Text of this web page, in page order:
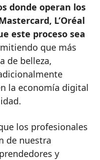
donde operan los
L’Oréal
este proceso sea
que más
de belleza,
la economía digital
los profesionales
de nuestra
y